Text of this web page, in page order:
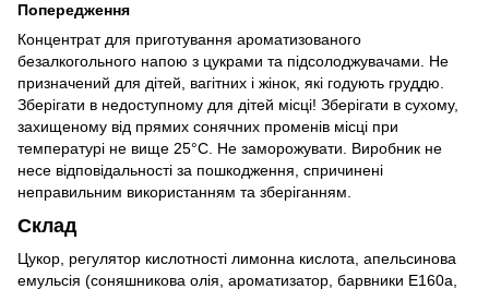
Попередження
Концентрат для приготування ароматизованого
безалкогольного напою з цукрами та підсолоджувачами. Не
призначений для дітей, вагітних і жінок, які годують груддю.
Зберігати в недоступному для дітей місці! Зберігати в сухому,
захищеному від прямих сонячних променів місці при
температурі не вище 25°С. Не заморожувати. Виробник не
несе відповідальності за пошкодження, спричинені
неправильним використанням та зберіганням.
Склад
Цукор, регулятор кислотності лимонна кислота, апельсинова
емульсія (соняшникова олія, ароматизатор, барвники E160а,